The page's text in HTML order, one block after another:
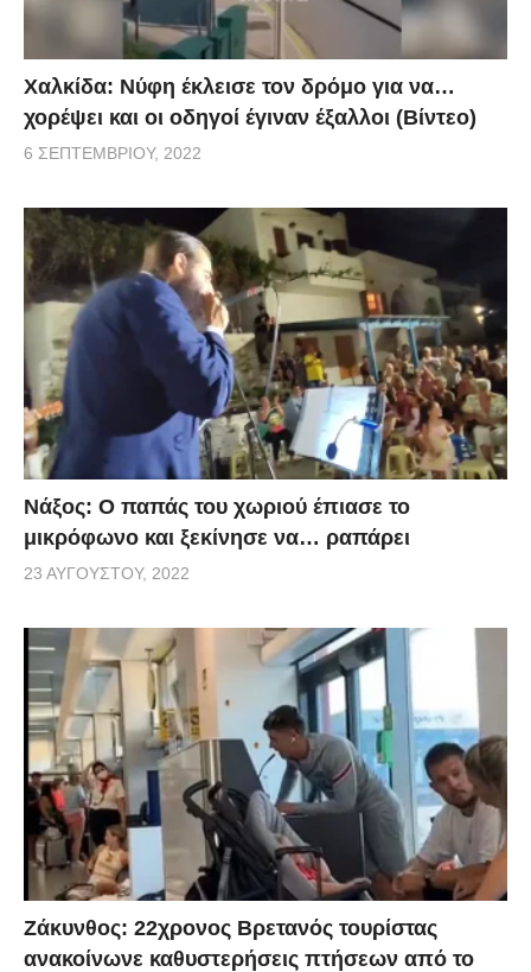
Χαλκίδα: Νύφη έκλεισε τον δρόμο για να…
χορέψει και οι οδηγοί έγιναν έξαλλοι (Βίντεο)
6 ΣΕΠΤΕΜΒΡΊΟΥ, 2022
Νάξος: Ο παπάς του χωριού έπιασε το
μικρόφωνο και ξεκίνησε να… ραπάρει
23 ΑΥΓΟΎΣΤΟΥ, 2022
Ζάκυνθος: 22χρονος Βρετανός τουρίστας
ανακοίνωνε καθυστερήσεις πτήσεων από το